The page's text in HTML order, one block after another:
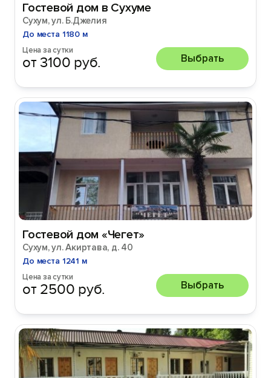
Гостевой дом в Сухуме
Сухум, ул. Б.Джелия
До места 1180 м
Цена за сутки
от 3100 руб. Выбрать
Гостевой дом «Чегет»
Сухум, ул. Акиртава, д. 40
До места 1241 м
Цена за сутки
от 2500 руб. Выбрать